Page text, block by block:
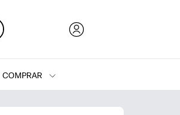
COMPRAR
Suprimentos